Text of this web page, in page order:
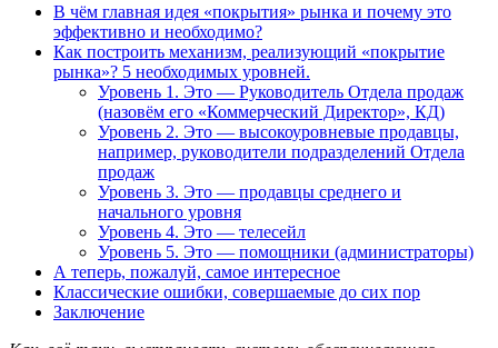
В чём главная идея «покрытия» рынка и почему это
эффективно и необходимо?
Как построить механизм, реализующий «покрытие
рынка»? 5 необходимых уровней.
Уровень 1. Это — Руководитель Отдела продаж
(назовём его «Коммерческий Директор», КД)
Уровень 2. Это — высокоуровневые продавцы,
например, руководители подразделений Отдела
продаж
Уровень 3. Это — продавцы среднего и
начального уровня
Уровень 4. Это — телесейл
Уровень 5. Это — помощники (администраторы)
А теперь, пожалуй, самое интересное
Классические ошибки, совершаемые до сих пор
Заключение